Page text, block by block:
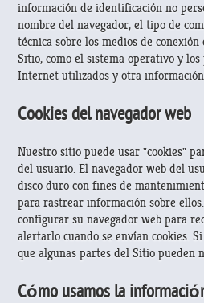
información de identificación no
nombre del navegador, el tipo de
técnica sobre los medios de
Sitio, como el sistema operativo y
Internet utilizados y otra
Cookies del navegador web
Nuestro sitio puede usar "cookies"
del usuario. El navegador web del
disco duro con fines de
para rastrear información sobre
configurar su navegador web para
alertarlo cuando se envían cookies.
que algunas partes del Sitio pueden
Cómo usamos la